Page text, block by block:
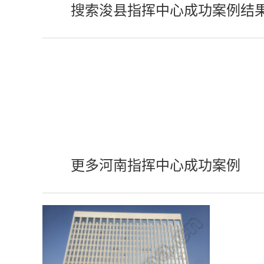
搜索浚县指挥中心成功案例结
更多河南指挥中心成功案例